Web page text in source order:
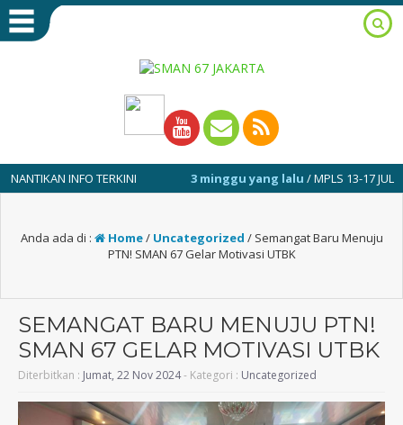
INFO TERKINI 3 minggu yang lalu/ MPLS 13-17 JULI 2026
Anda ada di : Home/ Uncategorized / Semangat Baru Menuju
PTN! SMAN 67 Gelar Motivasi UTBK
SEMANGAT BARU MENUJU PTN!
SMAN 67 GELAR MOTIVASI UTBK
Diterbitkan : Jumat, 22 Nov 2024- Kategori : Uncategorized